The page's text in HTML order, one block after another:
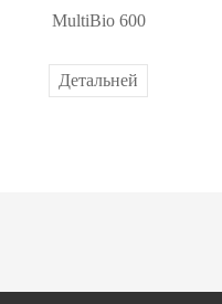
MultiBio 600
Детальней